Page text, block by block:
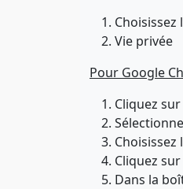
Vie privée
Pour Google
Cliquez
Cliquez
Dans la